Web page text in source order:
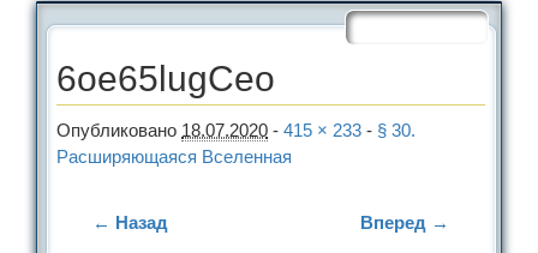
Главное меню
Перейти
содержанию
6oe65lugCeo
Опубликовано 18.07.2020 -415 × 233 - § 30.
Расширяющаяся Вселенная
← Назад Вперед →